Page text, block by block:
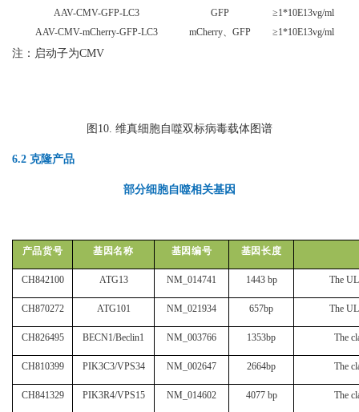
AAV-CMV-GFP-LC3
GFP
≥1*10E13vg/ml
AAV-CMV-mCherry-GFP-LC3
mCherry、GFP ≥1*10E13vg/ml
注：启动子为CMV
图10. 维真细胞自噬双标病毒载体图谱
6.2 克隆产品
部分细胞自噬相关基因
产品货号 基因名称 基因编号 基因长度
CH842100 ATG13 NM_014741 1443 bp The
CH870272 ATG101 NM_021934 657bp The
CH826495 BECN1/Beclin1 NM_003766 1353bp The
CH810399 PIK3C3/VPS34 NM_002647 2664bp The
CH841329 PIK3R4/VPS15 NM_014602 4077 bp The